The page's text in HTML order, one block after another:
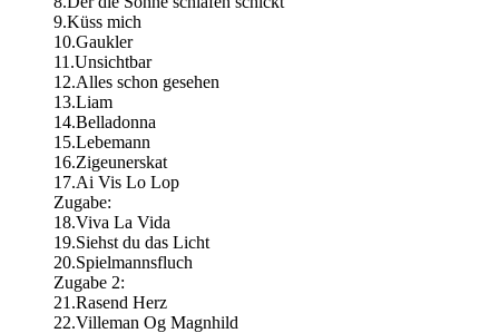
9.Küss mich
10.Gaukler
11.Unsichtbar
12.Alles schon gesehen
13.Liam
14.Belladonna
15.Lebemann
16.Zigeunerskat
17.Ai Vis Lo Lop
Zugabe:
18.Viva La Vida
19.Siehst du das Licht
20.Spielmannsfluch
Zugabe 2:
21.Rasend Herz
22.Villeman Og Magnhild